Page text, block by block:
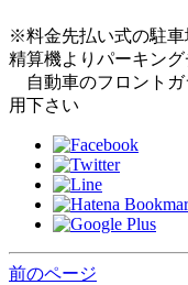
※料金先払い式の駐車
精算機よりパーキン
自動車のフロントガ
用下さい
前のページ